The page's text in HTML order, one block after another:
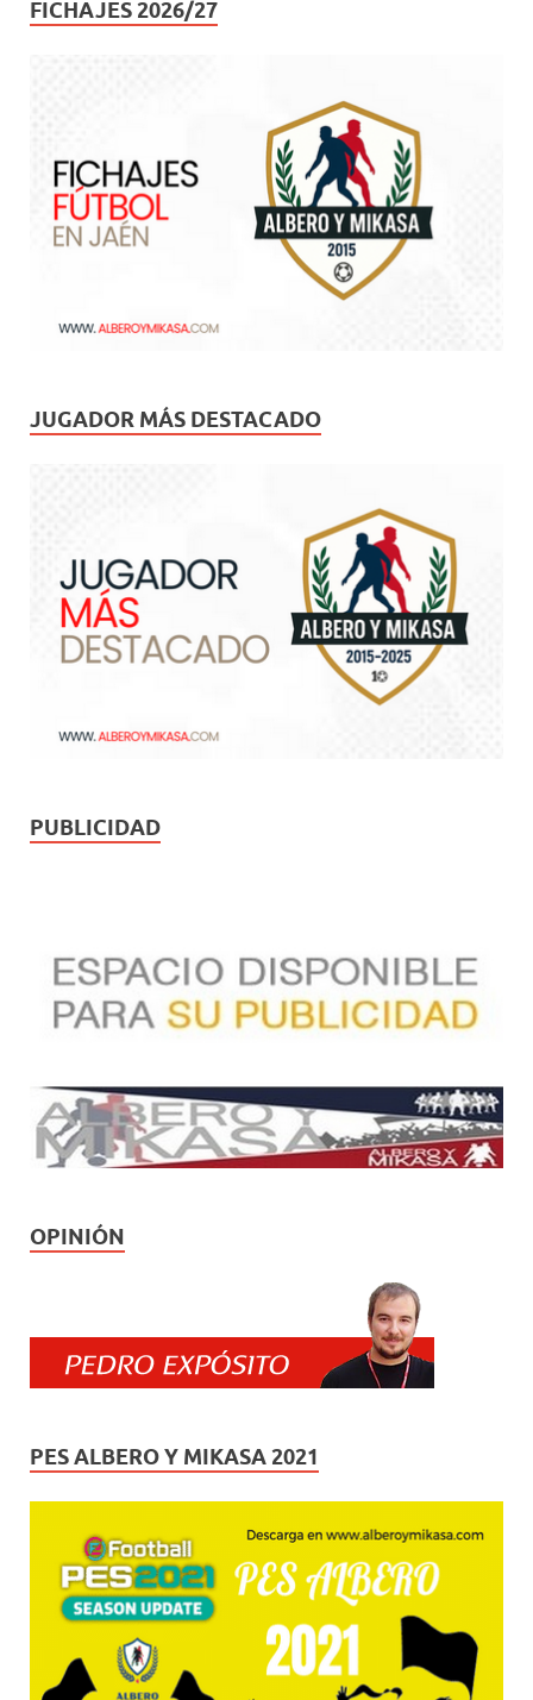
FICHAJES 2026/27
JUGADOR MÁS DESTACADO
PUBLICIDAD
OPINIÓN
PES ALBERO Y MIKASA 2021